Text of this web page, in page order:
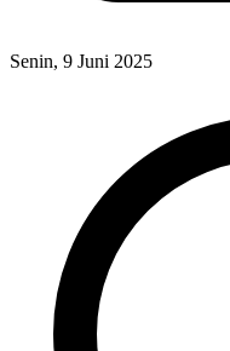
Senin, 9 Juni 2025